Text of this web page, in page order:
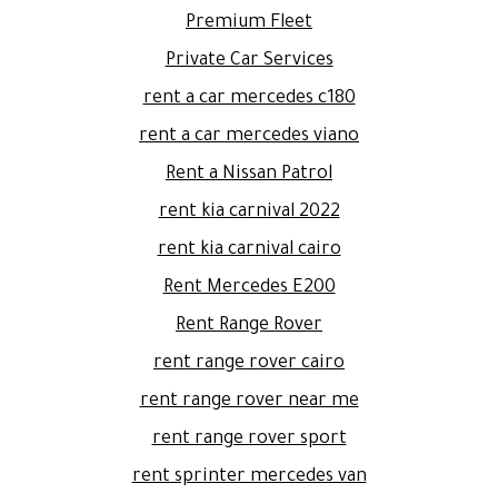
Premium Fleet
Private Car Services
rent a car mercedes c180
rent a car mercedes viano
Rent a Nissan Patrol
rent kia carnival 2022
rent kia carnival cairo
Rent Mercedes E200
Rent Range Rover
rent range rover cairo
rent range rover near me
rent range rover sport
rent sprinter mercedes van